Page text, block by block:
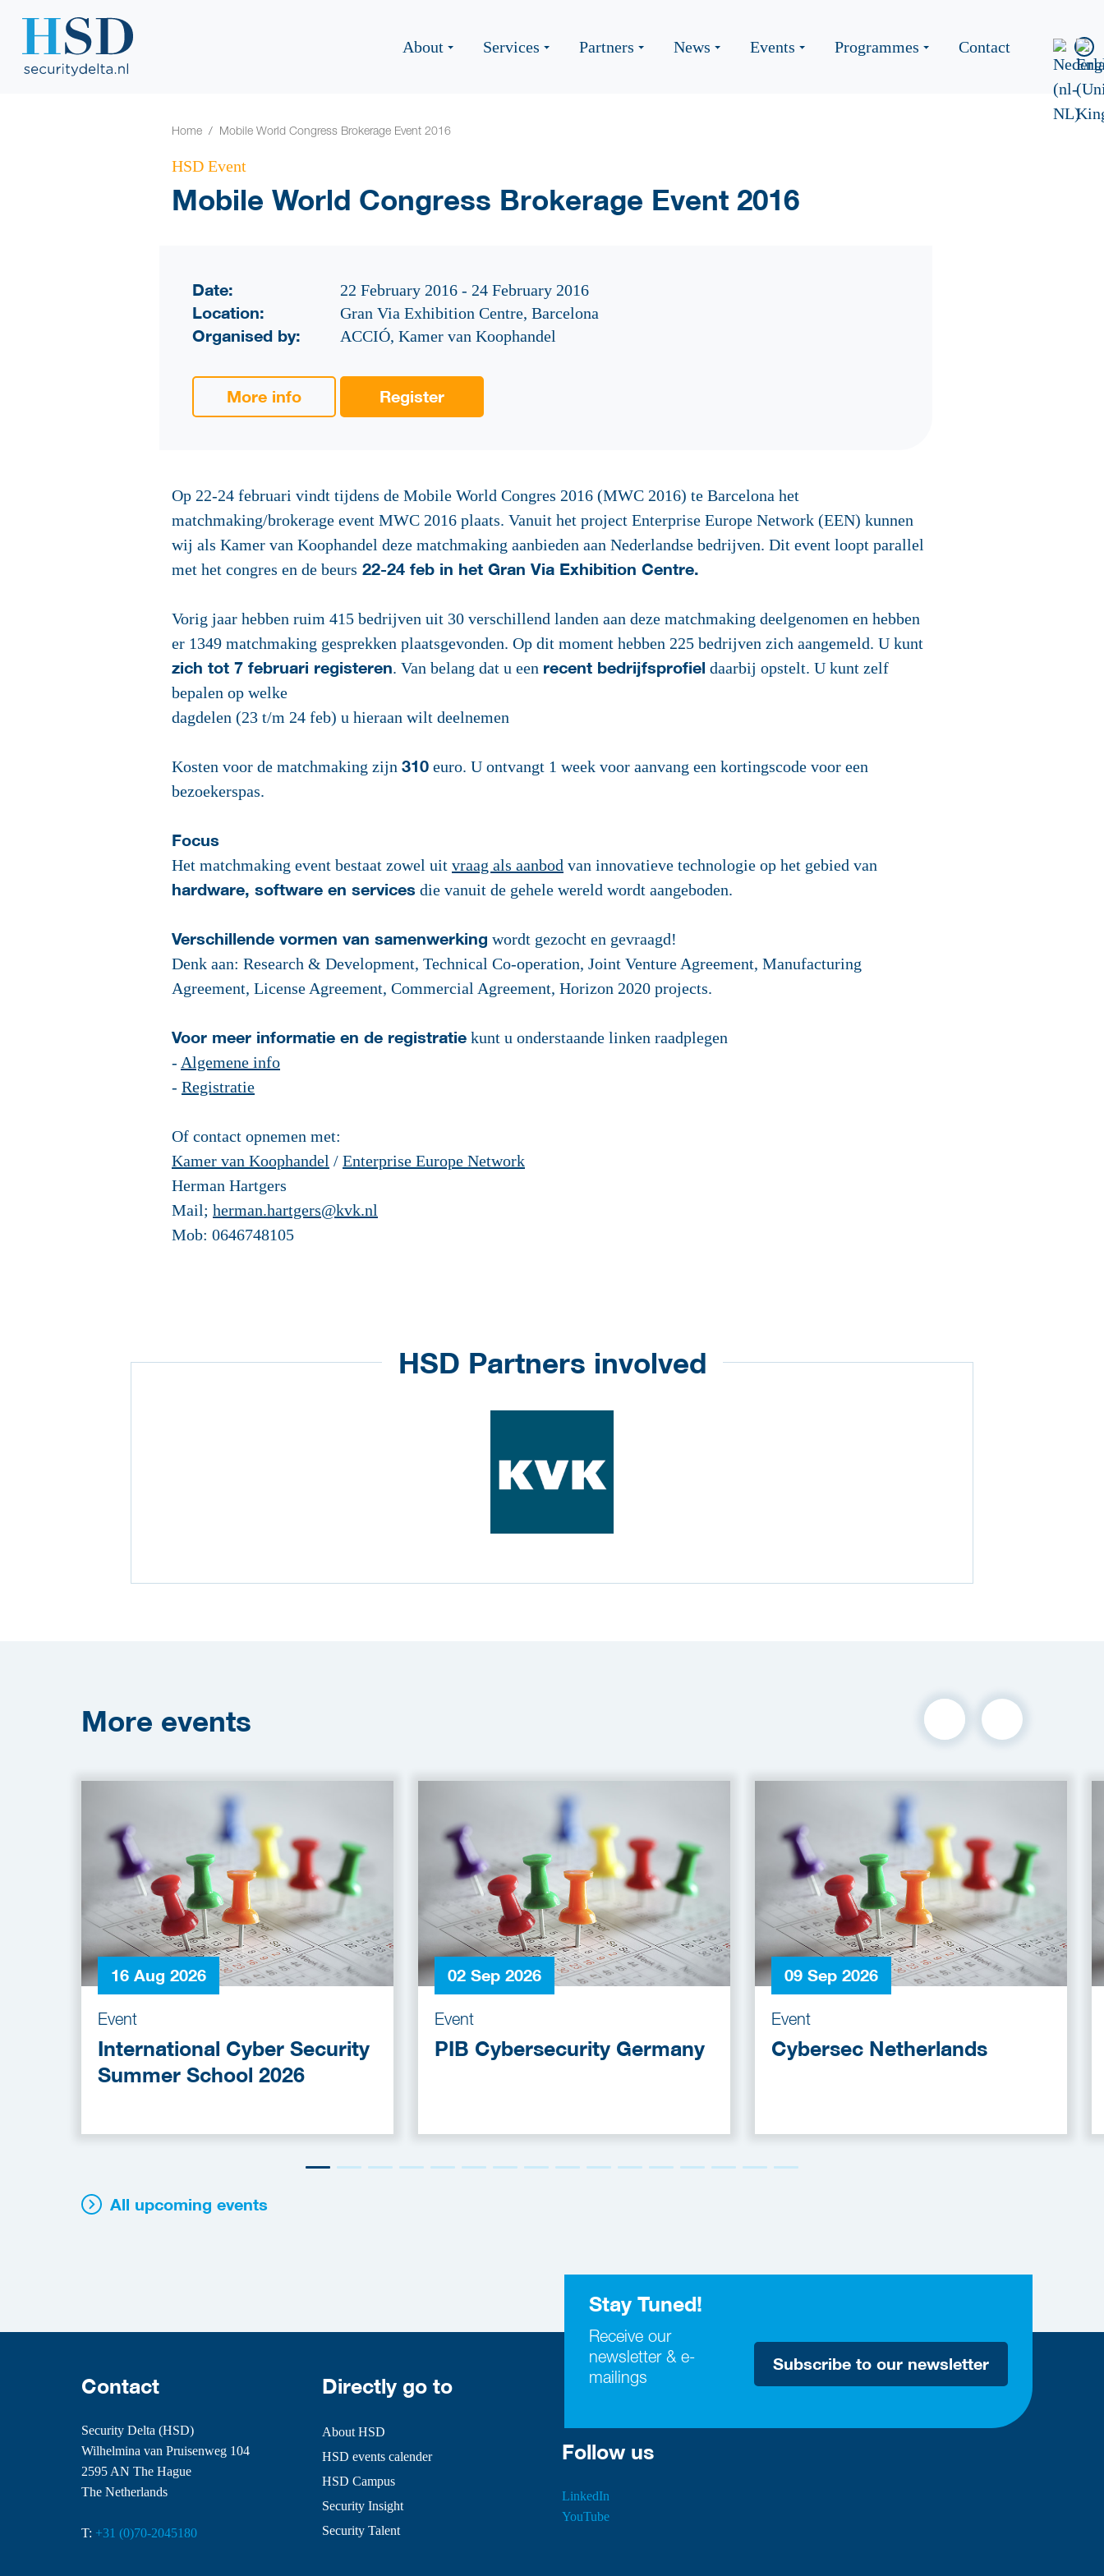
About Services Partners News Events Programmes Contact
Home Mobile World Congress Brokerage Event 2016
HSD Event
Mobile World Congress Brokerage Event 2016
Date: 22 February 2016 - 24 February 2016
Location: Gran Via Exhibition Centre, Barcelona
Organised by: ACCIÓ, Kamer van Koophandel
More info Register
Op 22-24 februari vindt tijdens de Mobile World Congres 2016 (MWC 2016) te Barcelona het
matchmaking/brokerage event MWC 2016 plaats. Vanuit het project Enterprise Europe Network (EEN) kunnen
wij als Kamer van Koophandel deze matchmaking aanbieden aan Nederlandse bedrijven. Dit event loopt parallel
met het congres en de beurs 22-24 feb in het Gran Via Exhibition Centre.
Vorig jaar hebben ruim 415 bedrijven uit 30 verschillend landen aan deze matchmaking deelgenomen en hebben
er 1349 matchmaking gesprekken plaatsgevonden. Op dit moment hebben 225 bedrijven zich aangemeld. U kunt
zich tot 7 februari registeren. Van belang dat u een recent bedrijfsprofiel daarbij opstelt. U kunt zelf
bepalen op welke
dagdelen (23 t/m 24 feb) u hieraan wilt deelnemen
Kosten voor de matchmaking zijn 310 euro. U ontvangt 1 week voor aanvang een kortingscode voor een
bezoekerspas.
Focus
Het matchmaking event bestaat zowel uit vraag als aanbod van innovatieve technologie op het gebied van
hardware, software en services die vanuit de gehele wereld wordt aangeboden.
Verschillende vormen van samenwerking wordt gezocht en gevraagd!
Denk aan: Research & Development, Technical Co-operation, Joint Venture Agreement, Manufacturing
Agreement, License Agreement, Commercial Agreement, Horizon 2020 projects.
Voor meer informatie en de registratie kunt u onderstaande linken raadplegen
- Algemene info
- Registratie
Of contact opnemen met:
Kamer van Koophandel / Enterprise Europe Network
Herman Hartgers
Mail; herman.hartgers@kvk.nl
Mob: 0646748105
HSD Partners involved
More events
16 Aug 2026
Event
International Cyber Security
Summer School 2026
02 Sep 2026
Event
PIB Cybersecurity Germany
09 Sep 2026
Event
Cybersec Netherlands
All upcoming events
Stay Tuned!
Receive our
newsletter & e-
mailings
Subscribe to our newsletter
Contact
Security Delta (HSD)
Wilhelmina van Pruisenweg 104
2595 AN The Hague
The Netherlands
T: +31 (0)70-2045180
Directly go to
About HSD
HSD events calender
HSD Campus
Security Insight
Security Talent
Follow us
LinkedIn
YouTube